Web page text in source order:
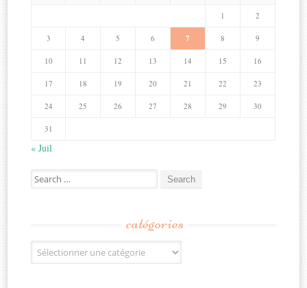
1 2
3 4 5 6 7 8 9
10 11 12 13 14 15 16
17 18 19 20 21 22 23
24 25 26 27 28 29 30
31
« Juil
Search
for:
catégories
Catégories